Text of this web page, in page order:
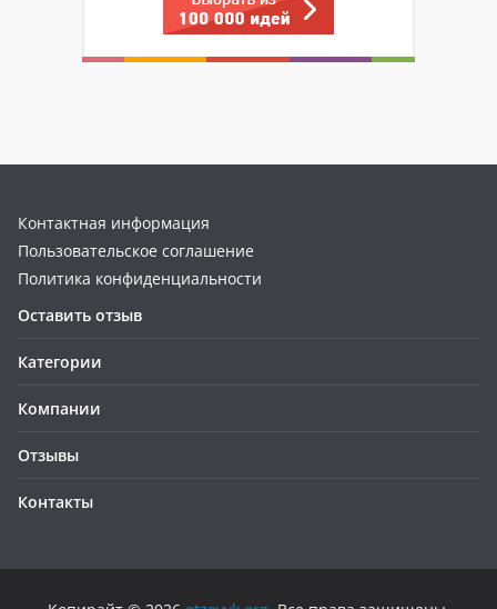
Контактная информация
Пользовательское соглашение
Политика конфиденциальности
Оставить отзыв
Категории
Компании
Отзывы
Контакты